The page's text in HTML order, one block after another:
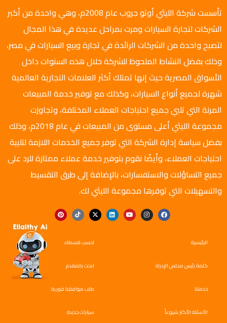
تأسست شركة الليثي أوتو جروب عام 2008م، وهي واحدة من أكبر
الشركات لتجارة السيارات ومرت بمراحل عديدة في هذا المجال
لتصبح واحدة من الشركات الرائدة في تجارة وبيع السيارات في مصر،
وذلك بفضل النشاط الملحوظ للشركة خلال هذه السنوات داخل
الأسواق المصرية حيث إنها تمتلك أكثر العلامات التجارية العالمية
شهرة لجميع أنواع السيارات، وكذلك مع توفير خدمة المبيعات
المرنة التي تلبي جميع احتياجات العملاء المختلفة، وتجاوزت
مجموعة الليثي أعلى مستوى من المبيعات في عام 2018م، وذلك
بفضل سياسة إدارة الشركة التي توفر جميع الخدمات اللازمة لتلبية
احتياجات العملاء، وأيضًا نقوم بتوفير خدمة عملاء ممتازة للرد على
جميع التساؤلات والاستفسارات، بالإضافة إلى طرق التقسيط
والتسهيلات التي توفرها مجموعة الليثي لك.
الرئيسية
كلمة رئيس مجلس الإدراة
خدمتنا
الأسئلة الأكثر شيوعاً
احسب قسطك
ابحث بالمقدم
طلب موافقة فورية
سيارات جديدة